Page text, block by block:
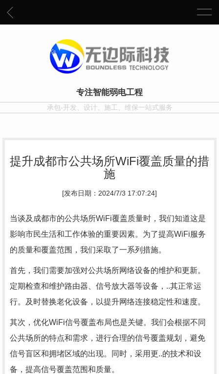
专注智能弱电工程
承包-开发、设计、施工、维保一站式服务
提升成都市公共场所WiFi覆盖质量的措
施
[发布日期：2024/7/3 17:07:24]
当谈及成都市的公共场所WiFi覆盖质量时，我们知道这是
影响市民生活和工作体验的重要因素。为了提高WiFi服务
的质量和覆盖范围，我们采取了一系列措施。
首先，我们需要加强对公共场所网络设备的维护和更新。
定期检查和维护路由器、信号放大器等设备，..其正常运
行。及时替换老化设备，以提升网络连接稳定性和速度。
其次，优化WiFi信号覆盖布局也是关键。我们会根据不同
公共场所的特点和需求，进行合理的信号覆盖规划，避免
信号盲区和拥堵区域的出现。同时，采用更..的技术和设
备，提高信号覆盖范围和质量。